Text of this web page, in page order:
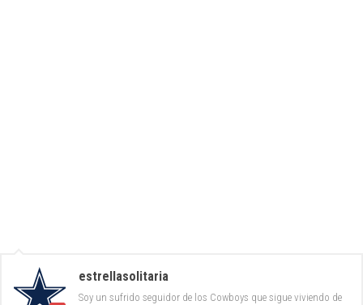
estrellasolitaria
Soy un sufrido seguidor de los Cowboys que sigue viviendo de